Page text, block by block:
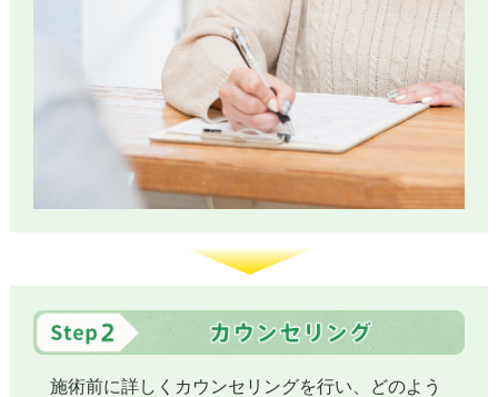
施術前に詳しくカウンセリングを行い、どのよう